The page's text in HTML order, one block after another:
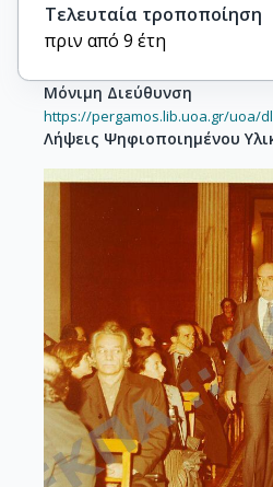
Τελευταία τροποποίηση
πριν από 9 έτη
Μόνιμη Διεύθυνση
https://pergamos.lib.uoa.gr/uoa/
Λήψεις Ψηφιοποιημένου